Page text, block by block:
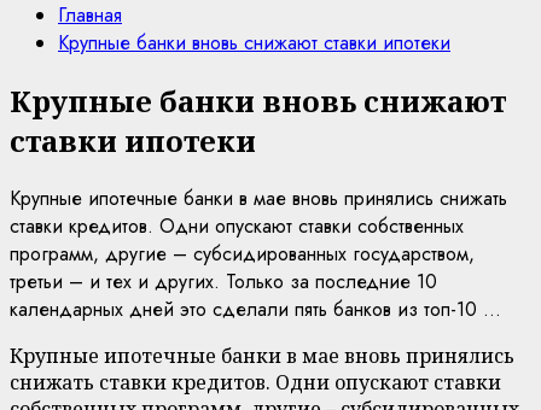
Главная
Крупные банки вновь снижают ставки ипотеки
Крупные банки вновь снижают
ставки ипотеки
Крупные ипотечные банки в мае вновь принялись снижать
ставки кредитов. Одни опускают ставки собственных
программ, другие – субсидированных государством,
третьи – и тех и других. Только за последние 10
календарных дней это сделали пять банков из топ-10 ...
Крупные ипотечные банки в мае вновь принялись
снижать ставки кредитов. Одни опускают ставки